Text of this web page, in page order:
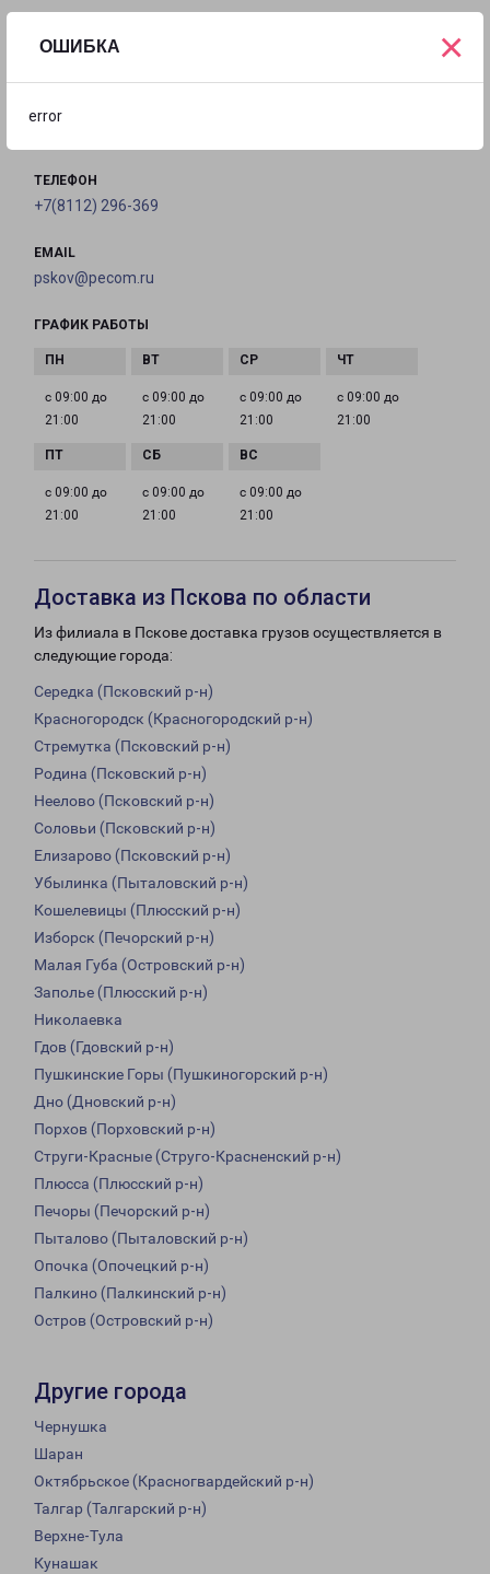
ОШИБКА
error
×
Псков, улица Рокоссовского, 16
ТЕЛЕФОН
+7(8112) 296-369
EMAIL
pskov@pecom.ru
ГРАФИК РАБОТЫ
с 09:00 до
21:00
с 09:00 до
21:00
с 09:00 до
21:00
с 09:00 до
21:00
с 09:00 до
21:00
с 09:00 до
21:00
с 09:00 до
21:00
Доставка из Пскова по области
Из филиала в Пскове доставка грузов осуществляется в
следующие города:
Середка (Псковский р-н)
Красногородск (Красногородский р-н)
Стремутка (Псковский р-н)
Родина (Псковский р-н)
Неелово (Псковский р-н)
Соловьи (Псковский р-н)
Елизарово (Псковский р-н)
Убылинка (Пыталовский р-н)
Кошелевицы (Плюсский р-н)
Изборск (Печорский р-н)
Малая Губа (Островский р-н)
Заполье (Плюсский р-н)
Николаевка
Гдов (Гдовский р-н)
Пушкинские Горы (Пушкиногорский р-н)
Дно (Дновский р-н)
Порхов (Порховский р-н)
Струги-Красные (Струго-Красненский р-н)
Плюсса (Плюсский р-н)
Печоры (Печорский р-н)
Пыталово (Пыталовский р-н)
Опочка (Опочецкий р-н)
Палкино (Палкинский р-н)
Остров (Островский р-н)
Другие города
Чернушка
Шаран
Октябрьское (Красногвардейский р-н)
Талгар (Талгарский р-н)
Верхне-Тула
Кунашак